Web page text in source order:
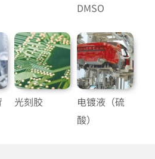
DMSO
光刻胶
电镀液（硫
酸）